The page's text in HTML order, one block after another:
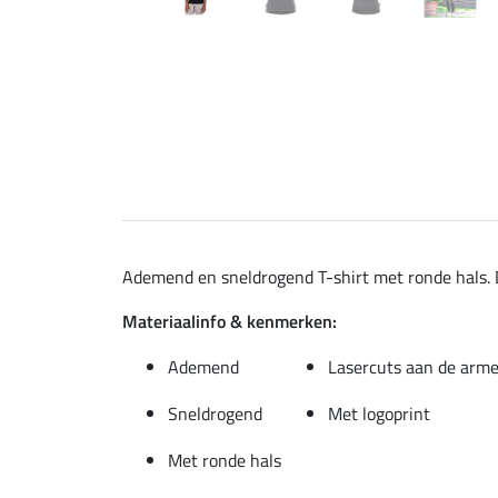
Ademend en sneldrogend T-shirt met ronde
Materiaalinfo & kenmerken:
Ademend
Lasercuts aan de
Sneldrogend
Met logoprint
Met ronde hals